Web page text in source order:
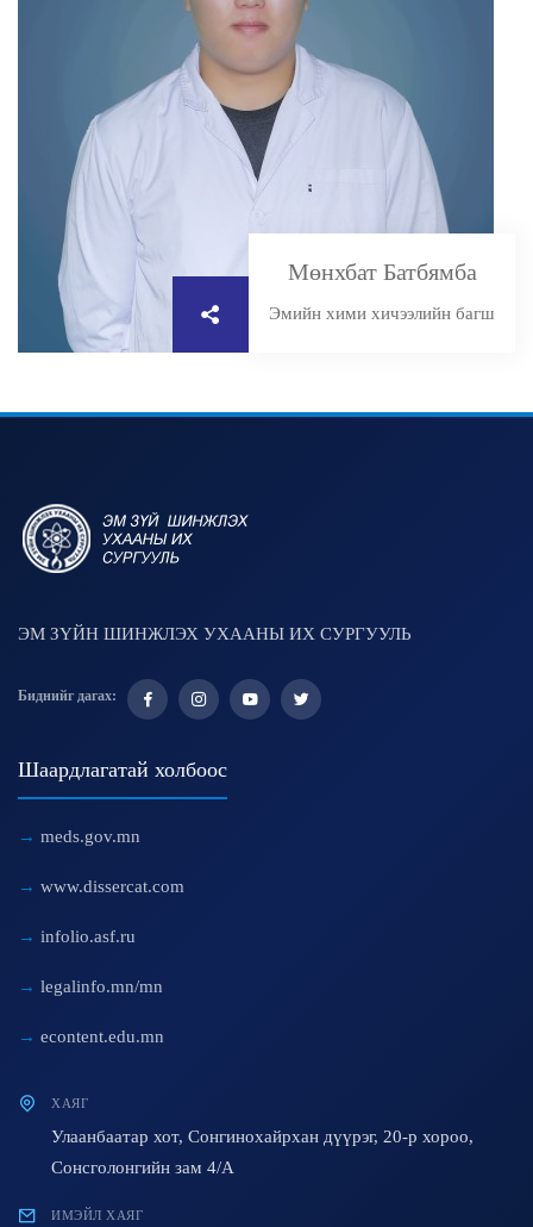
Мөнхбат Батбямба
Эмийн хими хичээлийн багш
ЭМ ЗҮЙН ШИНЖЛЭХ УХААНЫ ИХ СУРГУУЛЬ
Биднийг дагах:
Шаардлагатай холбоос
meds.gov.mn
www.dissercat.com
infolio.asf.ru
legalinfo.mn/mn
econtent.edu.mn
ХАЯГ
Улаанбаатар хот, Сонгинохайрхан дүүрэг, 20-р хороо,
Сонсголонгийн зам 4/A
ИМЭЙЛ ХАЯГ